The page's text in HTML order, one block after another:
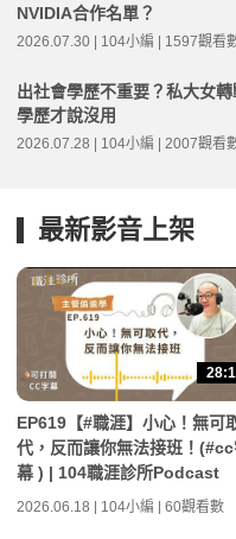
NVIDIA合作名單？
2026.07.30 | 104小編 | 1597觀看
出社會學歷不重要？私大女
學歷才說沒用
2026.07.28 | 104小編 | 2007觀看
最新影音上架
EP619【#職涯】小心！無可
代，反而讓你無法接班！
幕 ) | 104職涯診所Podcast
2026.06.18 | 104小編 | 60觀看數